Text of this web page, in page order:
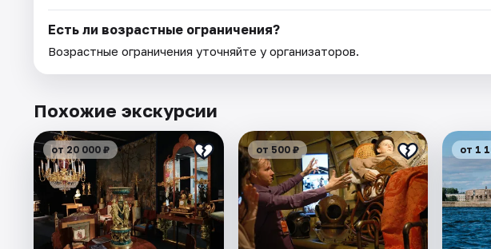
Есть ли возрастные ограничения?
Возрастные ограничения уточняйте у организаторов.
Похожие экскурсии
от 20 000 ₽ от 500 ₽ от 1